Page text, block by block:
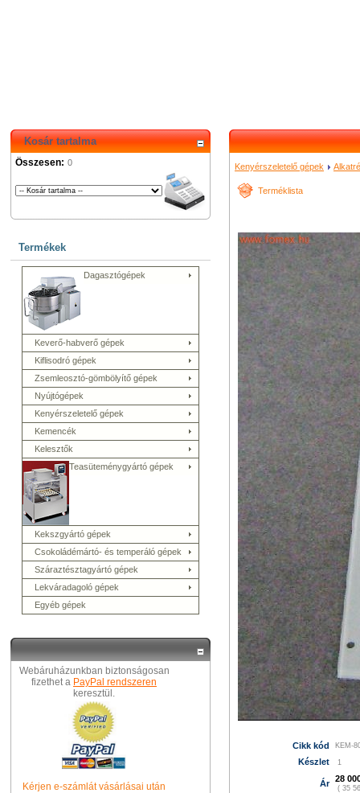
Kosár tartalma
Összesen: 0
Termékek
Dagasztógépek
Keverő-habverő gépek
Kiflisodró gépek
Zsemleosztó-gömbölyítő gépek
Nyújtógépek
Kenyérszeletelő gépek
Kemencék
Kelesztők
Teasüteménygyártó gépek
Kekszgyártó gépek
Csokoládémártó- és temperáló gépek
Száraztésztagyártó gépek
Lekváradagoló gépek
Egyéb gépek
Webáruházunkban biztonságosan
fizethet a PayPal rendszeren
keresztül.
Kérjen e-számlát vásárlásai után
Kenyérszeletelő gépek
Terméklista
Cikk kód KEM-
Készlet 1
Ár 28
( 35